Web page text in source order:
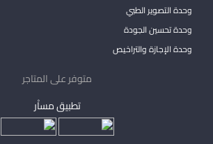
وحدة التصوير الطبي
وحدة تحسين الجودة
وحدة الإجازة والتراخيص
متوفر على المتاجر
تطبيق مساْر